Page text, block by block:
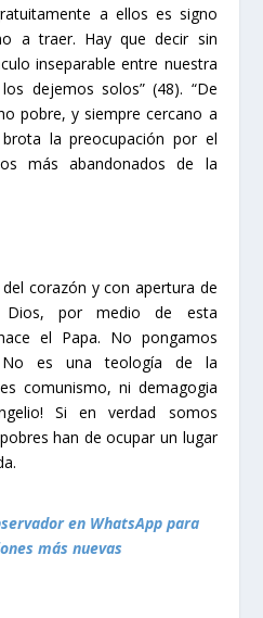
a ellos es signo
a traer. Hay que decir sin
inseparable entre nuestra
dejemos solos”(48). “De
pobre, y siempre cercano a
la preocupación por el
más abandonados de la
corazón y con apertura de
por medio de esta
el Papa. No pongamos
No es una teología de la
comunismo, ni demagogia
Si en verdad somos
han de ocupar un lugar
en WhatsApp para
más nuevas